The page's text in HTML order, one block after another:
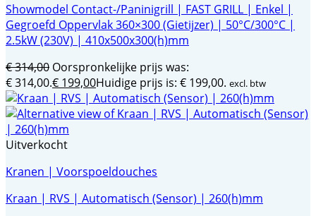
Showmodel Contact-/Paninigrill | FAST GRILL | Enkel |
Gegroefd Oppervlak 360×300 (Gietijzer) | 50°C/300°C |
2.5kW (230V) | 410x500x300(h)mm
€314,00 Oorspronkelijke prijs was:
€ 314,00.€ 199,00Huidige prijs is: € 199,00. excl. btw
Uitverkocht
Kranen | Voorspoeldouches
Kraan | RVS | Automatisch (Sensor) | 260(h)mm